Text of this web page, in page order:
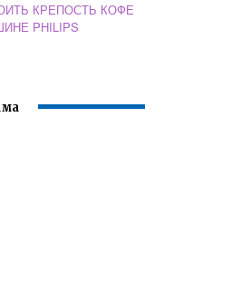
КРЕПОСТЬ КОФЕ
PHILIPS